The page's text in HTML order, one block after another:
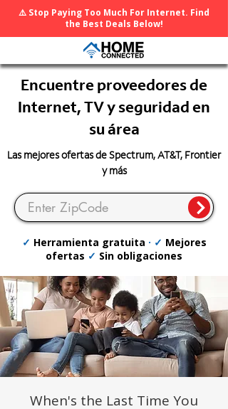
⚠️ Stop Paying Too Much For Internet. Find
the Best Deals Below!
Encuentre proveedores de
Internet, TV y seguridad en
su área
Las mejores ofertas de Spectrum, AT&T, Frontier
y más
✓ Herramienta gratuita · ✓ Mejores
ofertas ✓ Sin obligaciones
When's the Last Time You